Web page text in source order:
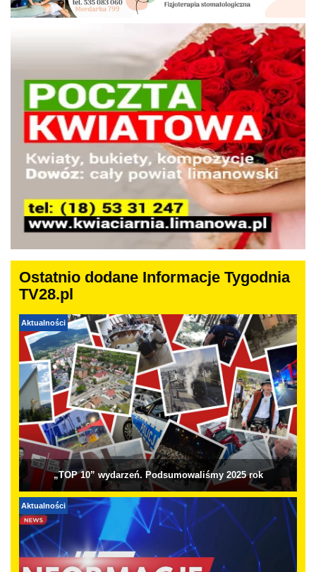
Ostatnio dodane Informacje Tygodnia
TV28.pl
Aktualności
„TOP 10” wydarzeń. Podsumowaliśmy 2025 rok
Aktualności